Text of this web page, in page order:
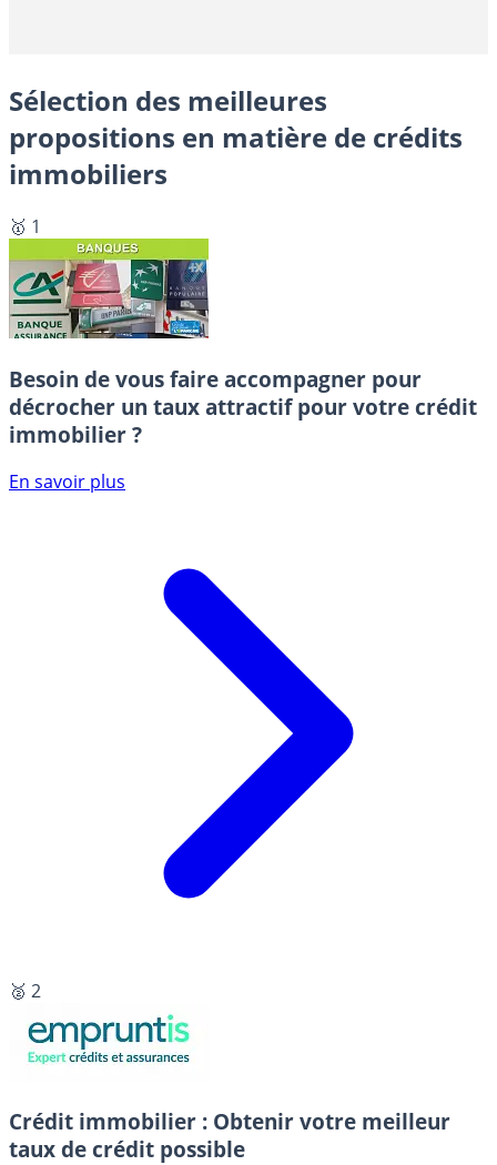
Sélection des meilleures
propositions en matière de crédits
immobiliers
🥇 1
Besoin de vous faire accompagner pour
décrocher un taux attractif pour votre crédit
immobilier ?
En savoir plus
🥈 2
Crédit immobilier : Obtenir votre meilleur
taux de crédit possible